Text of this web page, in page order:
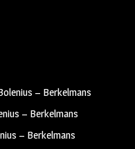
– Berkelmans
– Berkelmans
– Berkelmans